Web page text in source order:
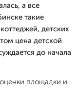
а все
такие
детских
цена детской
до начала
площадки и